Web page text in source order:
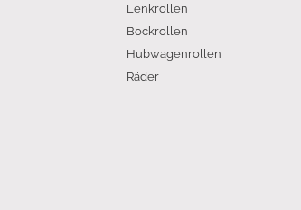
Lenkrollen
Bockrollen
Hubwagenrollen
Räder